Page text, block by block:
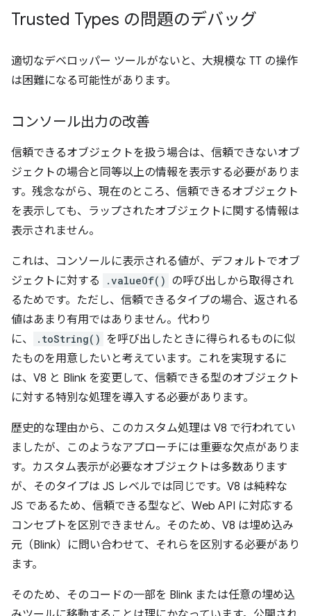
Trusted Types の問題のデバッグ
適切なデベロッパー ツールがないと、大規模な TT の操作
は困難になる可能性があります。
コンソール出力の改善
信頼できるオブジェクトを扱う場合は、信頼できないオブ
ジェクトの場合と同等以上の情報を表示する必要がありま
す。残念ながら、現在のところ、信頼できるオブジェクト
を表示しても、ラップされたオブジェクトに関する情報は
表示されません。
これは、コンソールに表示される値が、デフォルトでオブ
ジェクトに対する
.valueOf() の呼び出しから取得され
るためです。ただし、信頼できるタイプの場合、返される
値はあまり有用ではありません。代わり
に、
.toString() を呼び出したときに得られるものに似
たものを用意したいと考えています。これを実現するに
は、V8 と Blink を変更して、信頼できる型のオブジェクト
に対する特別な処理を導入する必要があります。
歴史的な理由から、このカスタム処理は V8 で行われてい
ましたが、このようなアプローチには重要な欠点がありま
す。カスタム表示が必要なオブジェクトは多数あります
が、そのタイプは JS レベルでは同じです。V8 は純粋な
JS であるため、信頼できる型など、Web API に対応する
コンセプトを区別できません。そのため、V8 は埋め込み
元（Blink）に問い合わせて、それらを区別する必要があり
ます。
そのため、そのコードの一部を Blink または任意の埋め込